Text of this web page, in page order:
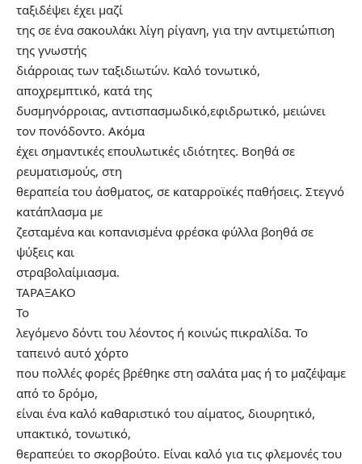
ταξιδέψει έχει μαζί
της σε ένα σακουλάκι λίγη ρίγανη, για την αντιμετώπιση
της γνωστής
διάρροιας των ταξιδιωτών. Καλό τονωτικό,
αποχρεμπτικό, κατά της
δυσμηνόρροιας, αντισπασμωδικό,εφιδρωτικό, μειώνει
τον πονόδοντο. Ακόμα
έχει σημαντικές επουλωτικές ιδιότητες. Βοηθά σε
ρευματισμούς, στη
θεραπεία του άσθματος, σε καταρροϊκές παθήσεις. Στεγνό
κατάπλασμα με
ζεσταμένα και κοπανισμένα φρέσκα φύλλα βοηθά σε
ψύξεις και
στραβολαίμιασμα.
ΤΑΡΑΞΑΚΟ
Το
λεγόμενο δόντι του λέοντος ή κοινώς πικραλίδα. Το
ταπεινό αυτό χόρτο
που πολλές φορές βρέθηκε στη σαλάτα μας ή το μαζέψαμε
από το δρόμο,
είναι ένα καλό καθαριστικό του αίματος, διουρητικό,
υπακτικό, τονωτικό,
θεραπεύει το σκορβούτο. Είναι καλό για τις φλεμονές του